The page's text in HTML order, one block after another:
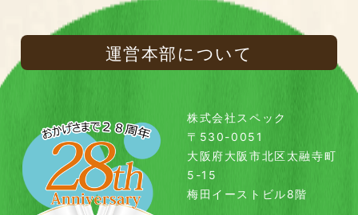
運営本部について
株式会社スペック
〒530-0051
大阪府大阪市北区太融寺町
5-15
梅田イーストビル8階